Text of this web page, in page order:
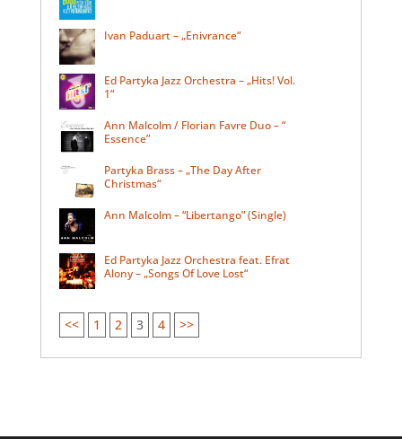
Ivan Paduart – „Enivrance“
Ed Partyka Jazz Orchestra – „Hits! Vol.
1“
Ann Malcolm / Florian Favre Duo – “
Essence”
Partyka Brass – „The Day After
Christmas“
Ann Malcolm – “Libertango” (Single)
Ed Partyka Jazz Orchestra feat. Efrat
Alony – „Songs Of Love Lost“
<< 1 2 3 4 >>